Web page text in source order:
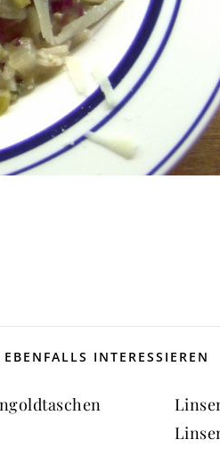
INTERESSIEREN